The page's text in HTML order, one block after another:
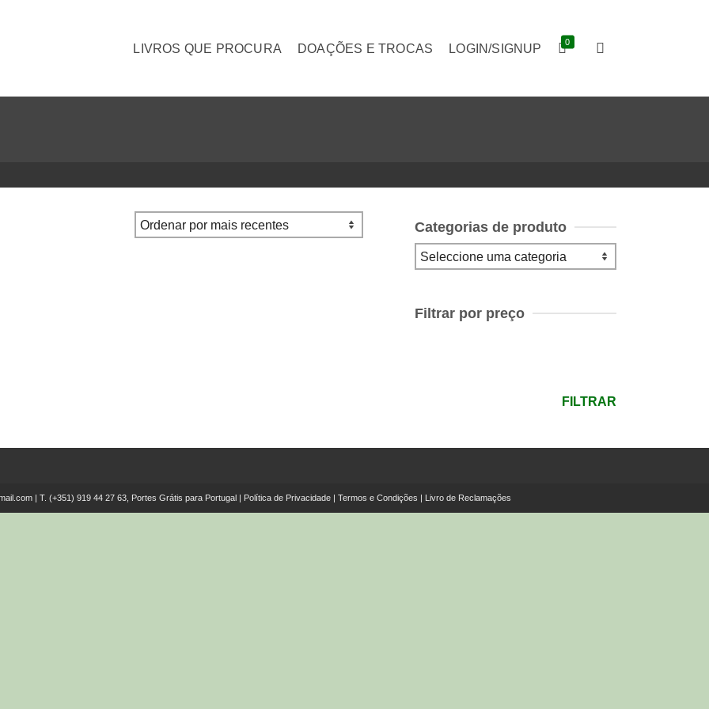
LIVROS QUE PROCURA DOAÇÕES E TROCAS LOGIN/SIGNUP 0
Categorias de produto
Filtrar por preço
FILTRAR
| T. (+351) 919 44 27 63, Portes Grátis para Portugal Política de Privacidade| Termos e Condições Livro de Reclamações